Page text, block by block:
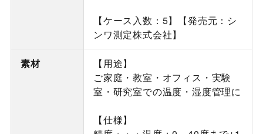
【ケース入数：5】【発売元：シ
ンワ測定株式会社】
素材
【用途】
ご家庭・教室・オフィス・実験
室・研究室での温度・湿度管理に
【仕様】